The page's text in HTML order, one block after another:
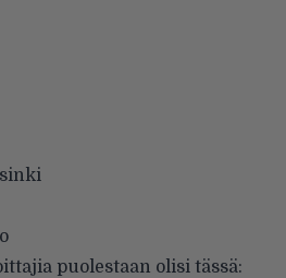
puolestaan olisi tässä: